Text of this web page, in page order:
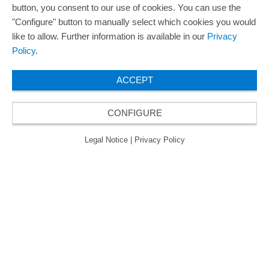
Компания ORAFOL пять раз становилась
лауреатом премии «Best Managed Companies
Award» и, таким образом, обладает золотым
статусом знака качества для компаний с
© 2026 ORAFOL Europe GmbH. All rights reserved.
Legal Notice
Privacy Policy ОУПП
button, you consent to our use of cookies. You can use the
"Configure" button to manually select which cookies you would
like to allow. Further information is available in our Privacy
Policy.
ACCEPT
CONFIGURE
Legal Notice Privacy Policy